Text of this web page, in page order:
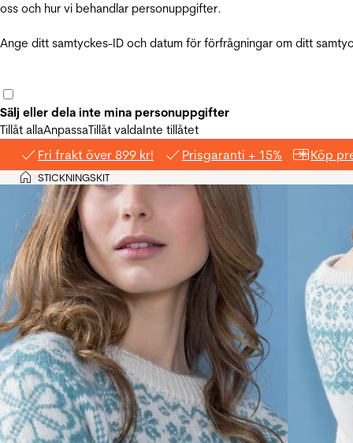
oss och hur vi behandlar personuppgifter.
Ange ditt samtyckes-ID och datum för förfrågningar om ditt
Sälj eller dela inte mina personuppgifter
Tillåt allaAnpassaTillåt valdaInte tillåtet
Fri frakt över 899 kr! Prisgaranti + 15% Köp
Hem
>STICKNINGSKIT